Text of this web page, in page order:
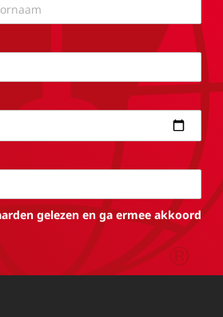
gelezen en ga ermee akkoord